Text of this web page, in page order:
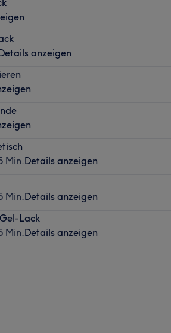
anzeigen
Min.Details anzeigen
Min.Details anzeigen
Lack
Min.Details anzeigen